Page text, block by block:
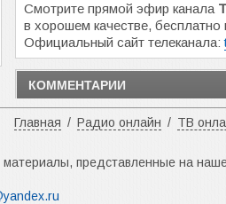
Смотрите прямой эфир канала
в хорошем качестве, бесплатно
Официальный сайт телеканала:
КОММЕНТАРИИ
Главная / Радио онлайн / ТВ
представленные на